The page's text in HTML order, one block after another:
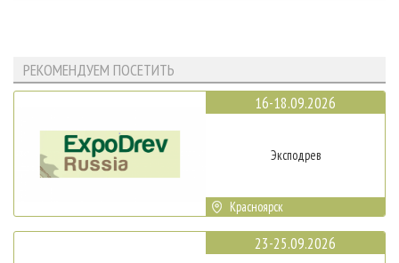
РЕКОМЕНДУЕМ ПОСЕТИТЬ
16-18.09.2026
Эксподрев
Красноярск
23-25.09.2026